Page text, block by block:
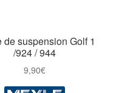
de suspension Golf 1
/924 / 944
9,90€